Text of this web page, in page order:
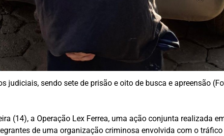
judiciais, sendo sete de prisão e oito de busca e apreensão
(14), a Operação Lex Ferrea, uma ação conjunta realizada
de uma organização criminosa envolvida com o